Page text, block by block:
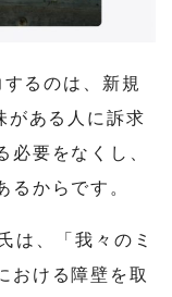
るのは、新規
ある人に訴求
要をなくし、
からです。
は、「我々のミ
おける障壁を取